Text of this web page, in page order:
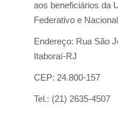
aos beneficiários da
Federativo e Nacional
Endereço: Rua São
Itaboraí-RJ
CEP: 24.800-157
Tel.: (21) 2635-4507